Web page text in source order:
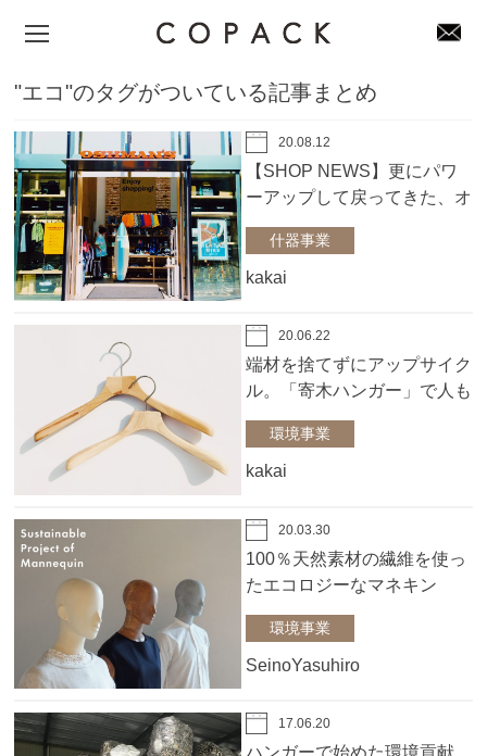
"エコ"のタグがついている記事まとめ
20.08.12
【SHOP NEWS】更にパワ
ーアップして戻ってきた、オ
ッシュマンズ原宿店様
什器事業
kakai
20.06.22
端材を捨てずにアップサイク
ル。「寄木ハンガー」で人も
服も心地よく
環境事業
kakai
20.03.30
100％天然素材の繊維を使っ
たエコロジーなマネキン
環境事業
SeinoYasuhiro
17.06.20
ハンガーで始めた環境貢献